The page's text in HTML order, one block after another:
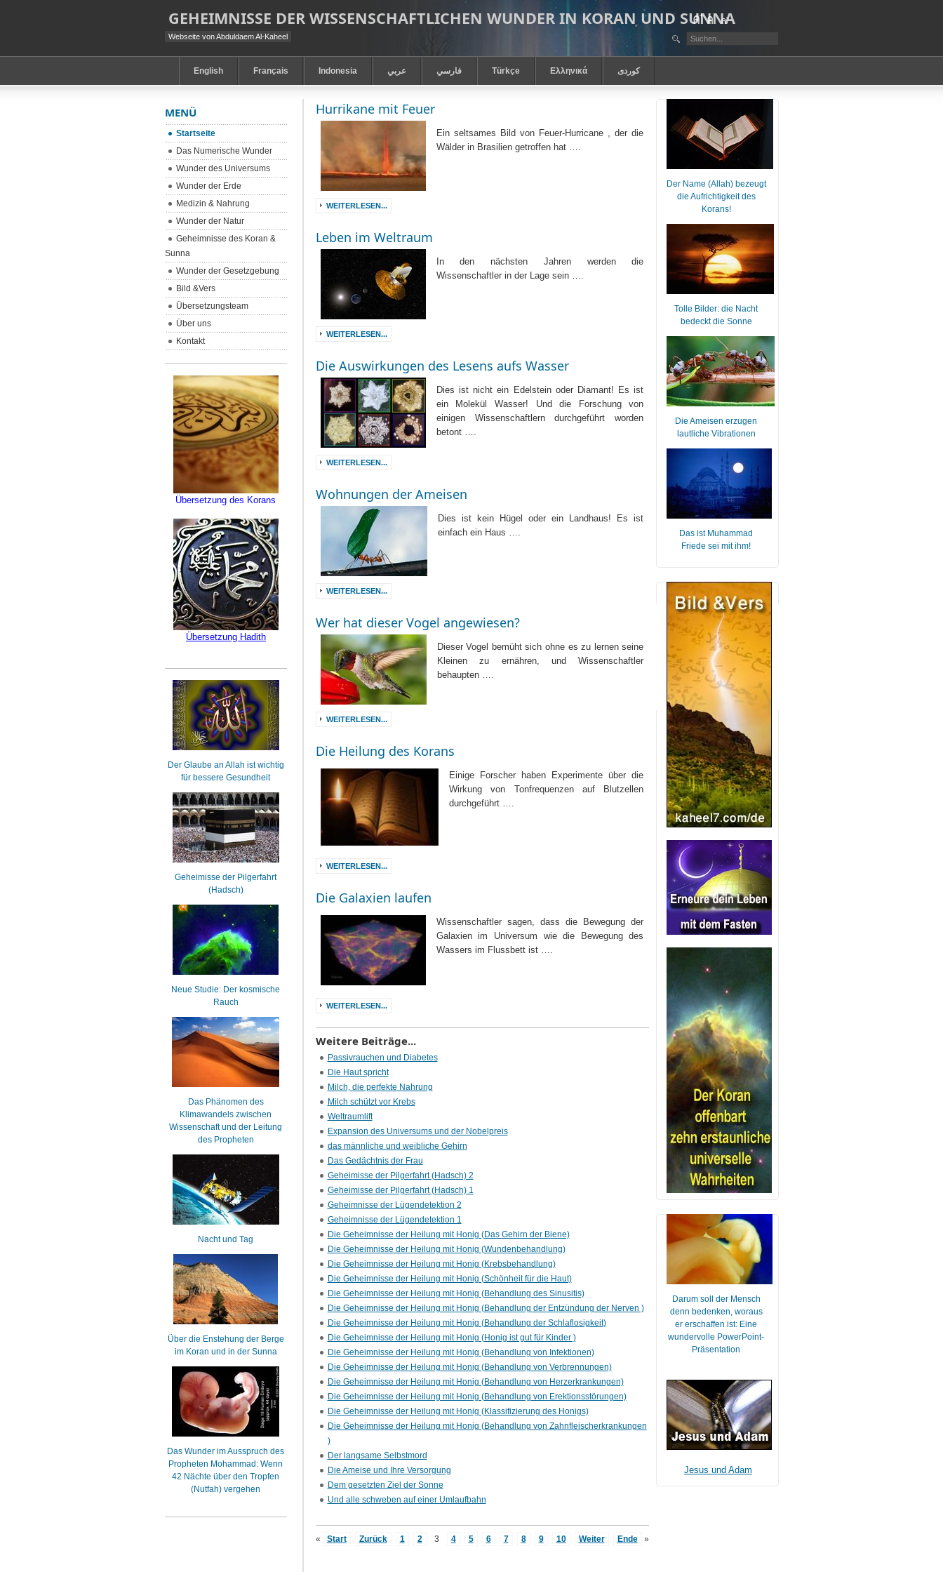
GEHEIMNISSE DER WISSENSCHAFTLICHEN WUNDER IN KORAN UND SUNNA
Webseite von Abduldaem Al-Kaheel
English Français Indonesia عربي فارسي Türkçe Ελληνικά كوردى
Hurrikane mit Feuer
Ein seltsames Bild von Feuer-Hurricane , der die
Wälder in Brasilien getroffen hat ….
WEITERLESEN...
Leben im Weltraum
In den nächsten Jahren werden die
Wissenschaftler in der Lage sein ….
WEITERLESEN...
Die Auswirkungen des Lesens aufs Wasser
Dies ist nicht ein Edelstein oder Diamant! Es ist
ein Molekül Wasser! Und die Forschung von
einigen Wissenschaftlern durchgeführt worden
betont ….
WEITERLESEN...
Wohnungen der Ameisen
Dies ist kein Hügel oder ein Landhaus! Es ist
einfach ein Haus ….
WEITERLESEN...
Wer hat dieser Vogel angewiesen?
Dieser Vogel bemüht sich ohne es zu lernen seine
Kleinen zu ernähren, und Wissenschaftler
behaupten ….
WEITERLESEN...
Die Heilung des Korans
Einige Forscher haben Experimente über die
Wirkung von Tonfrequenzen auf Blutzellen
durchgeführt ….
WEITERLESEN...
Die Galaxien laufen
Wissenschaftler sagen, dass die Bewegung der
Galaxien im Universum wie die Bewegung des
Wassers im Flussbett ist ….
WEITERLESEN...
Weitere Beiträge...
Passivrauchen und Diabetes
Die Haut spricht
Milch, die perfekte Nahrung
Milch schützt vor Krebs
Weltraumlift
Expansion des Universums und der Nobelpreis
das männliche und weibliche Gehirn
Das Gedächtnis der Frau
Geheimisse der Pilgerfahrt (Hadsch) 2
Geheimisse der Pilgerfahrt (Hadsch) 1
Geheimnisse der Lügendetektion 2
Geheimnisse der Lügendetektion 1
Die Geheimnisse der Heilung mit Honig (Das Gehirn der Biene)
Die Geheimnisse der Heilung mit Honig (Wundenbehandlung)
Die Geheimnisse der Heilung mit Honig (Krebsbehandlung)
Die Geheimnisse der Heilung mit Honig (Schönheit für die Haut)
Die Geheimnisse der Heilung mit Honig (Behandlung des Sinusitis)
Die Geheimnisse der Heilung mit Honig (Behandlung der Entzündung der Nerven )
Die Geheimnisse der Heilung mit Honig (Behandlung der Schlaflosigkeit)
Die Geheimnisse der Heilung mit Honig (Honig ist gut für Kinder )
Die Geheimnisse der Heilung mit Honig (Behandlung von Infektionen)
Die Geheimnisse der Heilung mit Honig (Behandlung von Verbrennungen)
Die Geheimnisse der Heilung mit Honig (Behandlung von Herzerkrankungen)
Die Geheimnisse der Heilung mit Honig (Behandlung von Erektionsstörungen)
Die Geheimnisse der Heilung mit Honig (Klassifizierung des Honigs)
Die Geheimnisse der Heilung mit Honig (Behandlung von Zahnfleischerkrankungen
)
Der langsame Selbstmord
Die Ameise und Ihre Versorgung
Dem gesetzten Ziel der Sonne
Und alle schweben auf einer Umlaufbahn
« Start Zurück 1 2 3 4 5 6 7 8 9 10 Weiter Ende »
MENÜ
Startseite
Das Numerische Wunder
Wunder des Universums
Wunder der Erde
Medizin & Nahrung
Wunder der Natur
Geheimnisse des Koran &
Sunna
Wunder der Gesetzgebung
Bild &Vers
Übersetzungsteam
Über uns
Kontakt
Übersetzung des Korans
Übersetzung Hadith
Der Glaube an Allah ist wichtig
für bessere Gesundheit
Geheimisse der Pilgerfahrt
(Hadsch)
Neue Studie: Der kosmische
Rauch
Das Phänomen des
Klimawandels zwischen
Wissenschaft und der Leitung
des Propheten
Nacht und Tag
Über die Enstehung der Berge
im Koran und in der Sunna
Das Wunder im Ausspruch des
Propheten Mohammad: Wenn
42 Nächte über den Tropfen
(Nutfah) vergehen
Der Name (Allah) bezeugt
die Aufrichtigkeit des
Korans!
Tolle Bilder: die Nacht
bedeckt die Sonne
Die Ameisen erzugen
lautliche Vibrationen
Das ist Muhammad
Friede sei mit ihm!
Darum soll der Mensch
denn bedenken, woraus
er erschaffen ist: Eine
wundervolle PowerPoint-
Präsentation
Jesus und Adam